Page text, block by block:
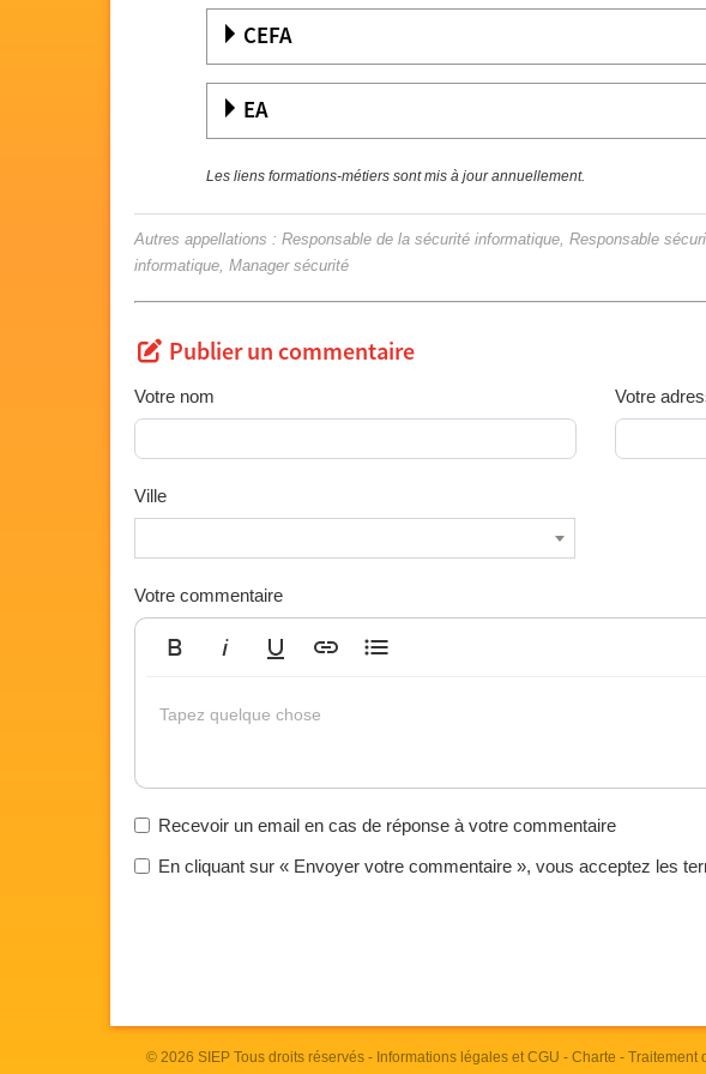
CEFA
EA
Les liens formations-métiers sont mis à jour annuellement.
Autres appellations : Responsable de la sécurité informatique, Responsable
informatique, Manager sécurité
Publier un commentaire
Votre nom Votre
Ville
Votre commentaire
Tapez quelque chose
Recevoir un email en cas de réponse à votre commentaire
En cliquant sur « Envoyer votre commentaire », vous acceptez les
© 2026 SIEP Tous droits réservés - Informations légales et CGU - Charte - Traitement